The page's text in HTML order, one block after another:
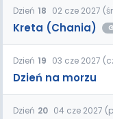
Dzień 18 02 cze 2027
Kreta (Chania)
Dzień 19 03 cze 2027
Dzień na morzu
Dzień 20 04 cze 2027